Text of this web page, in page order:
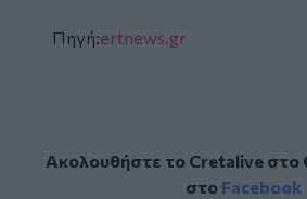
Πηγή:ertnews.gr
Ακολουθήστε το Cretalive στο
στο Facebook